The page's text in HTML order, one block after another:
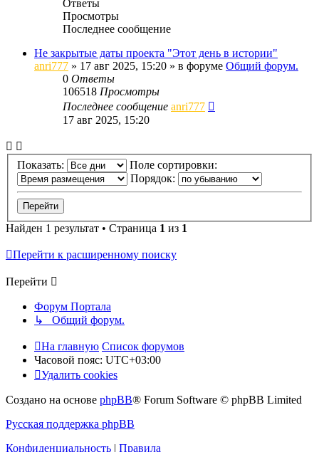
Ответы
Просмотры
Последнее сообщение
Не закрытые даты проекта "Этот день в истории"
anri777 » 17 авг 2025, 15:20 » в форуме Общий форум.
0 Ответы
106518 Просмотры
Последнее сообщение anri777
17 авг 2025, 15:20
Показать:
Поле сортировки:
Порядок:
Найден 1 результат • Страница 1 из 1
Перейти к расширенному поиску
Перейти
Форум Портала
↳ Общий форум.
На главную Список форумов
Часовой пояс: UTC+03:00
Удалить cookies
Создано на основе phpBB® Forum Software © phpBB Limited
Русская поддержка phpBB
Конфиденциальность
Правила